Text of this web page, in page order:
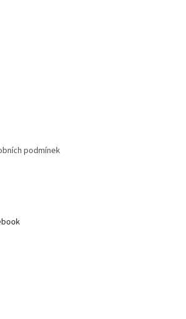
podmínek